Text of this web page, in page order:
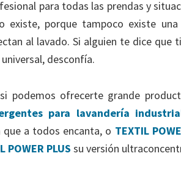
para todas las prendas y
existe, porque tampoco existe
al lavado. Si alguien te dice
desconfía.
podemos ofrecerte grande
para lavandería
que a todos encanta, o TEXTIL
POWER PLUS su versión